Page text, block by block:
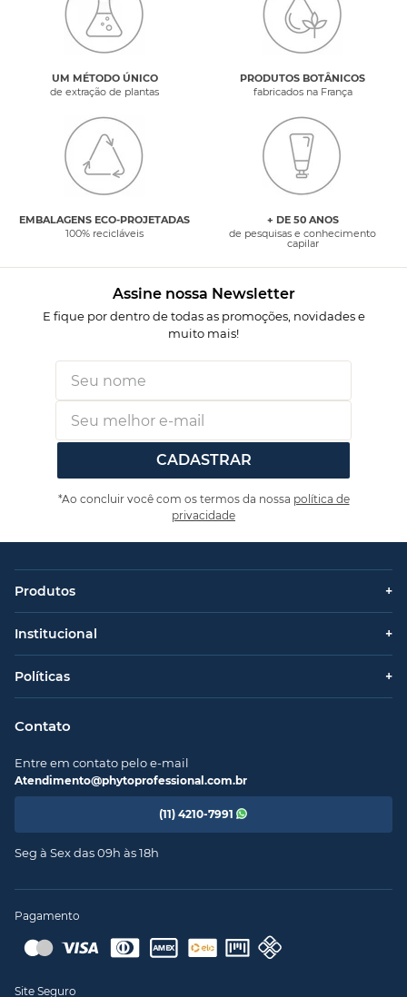
UM MÉTODO ÚNICO
de extração de plantas
PRODUTOS BOTÂNICOS
fabricados na França
EMBALAGENS ECO-PROJETADAS
100% recicláveis
+ DE 50 ANOS
de pesquisas e conhecimento
capilar
Assine nossa Newsletter
E fique por dentro de todas as promoções, novidades e
muito mais!
CADASTRAR
*Ao concluir você com os termos da nossa política de
privacidade
Produtos +
Institucional +
Políticas +
Contato
Entre em contato pelo e-mail
Atendimento@phytoprofessional.com.br
(11) 4210-7991
Seg à Sex das 09h às 18h
Pagamento
Site Seguro